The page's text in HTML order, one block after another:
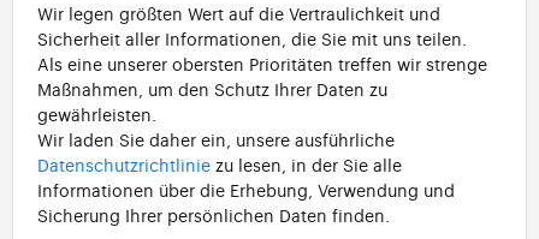
Wir legen größten Wert auf die Vertraulichkeit und
Sicherheit aller Informationen, die Sie mit uns teilen.
Als eine unserer obersten Prioritäten treffen wir strenge
Maßnahmen, um den Schutz Ihrer Daten zu
gewährleisten.
Wir laden Sie daher ein, unsere ausführliche
Datenschutzrichtlinie zu lesen, in der Sie alle
Informationen über die Erhebung, Verwendung und
Sicherung Ihrer persönlichen Daten finden.